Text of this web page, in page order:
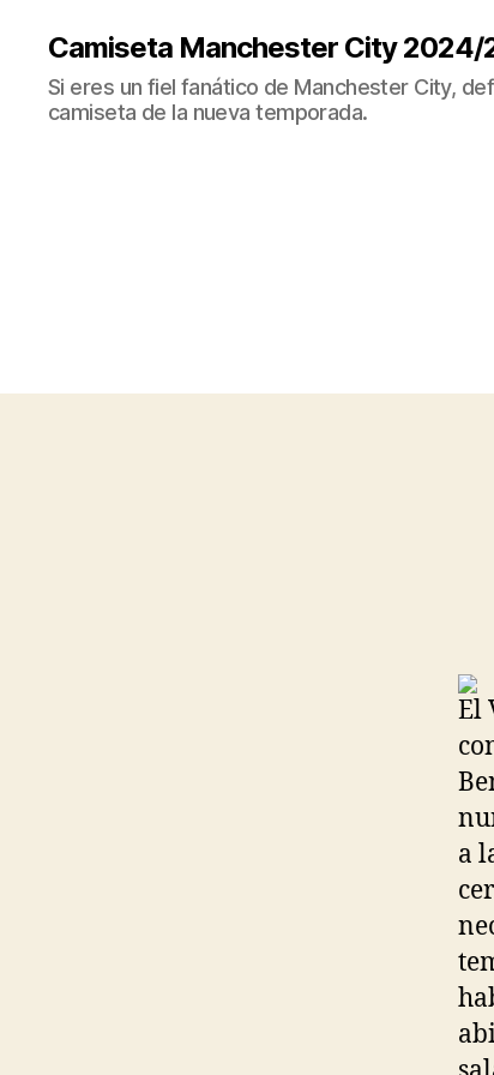
Camiseta Manchester City 2024/
Si eres un fiel fanático de Manchester City,
camiseta de la nueva temporada.
El
a